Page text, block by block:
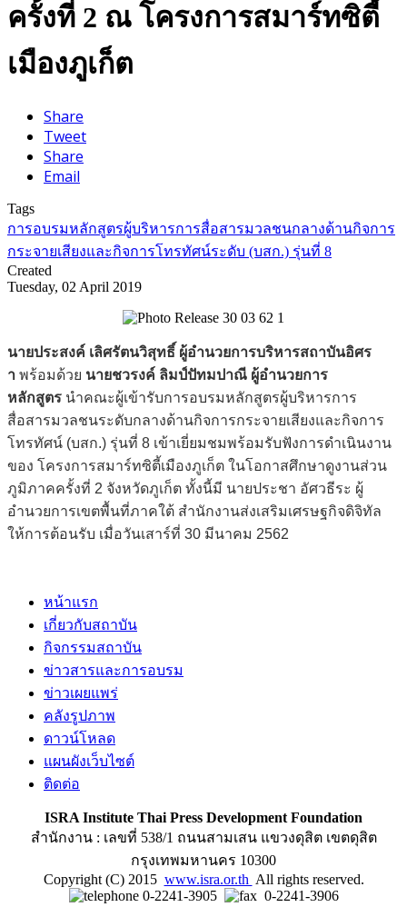
ครั้งที่ 2 ณ โครงการสมาร์ทซิตี้
เมืองภูเก็ต
Share
Tweet
Share
Email
Tags
การอบรมหลักสูตรผู้บริหารการสื่อสารมวลชนกลางด้านกิจการ
กระจายเสียงและกิจการโทรทัศน์ระดับ (บสก.) รุ่นที่ 8
Created
Tuesday, 02 April 2019
นายประสงค์ เลิศรัตนวิสุทธิ์ ผู้อำนวยการบริหารสถาบันอิศร
า พร้อมด้วย นายชวรงค์ ลิมป์ปัทมปาณี ผู้อำนวยการ
หลักสูตร นำคณะผู้เข้ารับการอบรมหลักสูตรผู้บริหารการ
สื่อสารมวลชนระดับกลางด้านกิจการกระจายเสียงและกิจการ
โทรทัศน์ (บสก.) รุ่นที่ 8 เข้าเยี่ยมชมพร้อมรับฟังการดำเนินงาน
ของ โครงการสมาร์ทซิตี้เมืองภูเก็ต ในโอกาสศึกษาดูงานส่วน
ภูมิภาคครั้งที่ 2 จังหวัดภูเก็ต ทั้งนี้มี นายประชา อัศวธีระ ผู้
อำนวยการเขตพื้นที่ภาคใต้ สำนักงานส่งเสริมเศรษฐกิจดิจิทัล
ให้การต้อนรับ เมื่อวันเสาร์ที่ 30 มีนาคม 2562
หน้าแรก
เกี่ยวกับสถาบัน
กิจกรรมสถาบัน
ข่าวสารและการอบรม
ข่าวเผยแพร่
คลังรูปภาพ
ดาวน์โหลด
แผนผังเว็บไซต์
ติดต่อ
ISRA Institute Thai Press Development Foundation
สำนักงาน : เลขที่ 538/1 ถนนสามเสน แขวงดุสิต เขตดุสิต
กรุงเทพมหานคร 10300
Copyright (C) 2015 www.isra.or.th All rights reserved.
0-2241-3905
0-2241-3906